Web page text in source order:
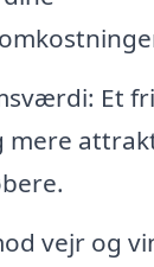
Et
mere
vejr og